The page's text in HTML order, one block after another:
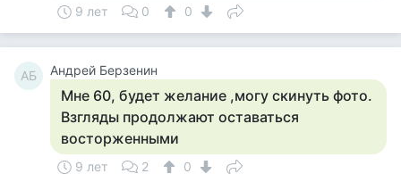
9 лет 0 0
АБ Андрей Берзенин
Мне 60, будет желание ,могу скинуть фото.
Взгляды продолжают оставаться
восторженными
9 лет 2
0